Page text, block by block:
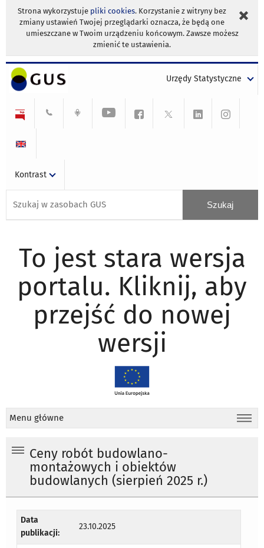
Strona wykorzystuje pliki cookies. Korzystanie z witryny bez
zmiany ustawień Twojej przeglądarki oznacza, że będą one
umieszczane w Twoim urządzeniu końcowym. Zawsze możesz
zmienić te ustawienia.
Urzędy Statystyczne
Kontrast
To jest stara wersja
portalu. Kliknij, aby
przejść do nowej
wersji
Menu główne
Ceny robót budowlano-
montażowych i obiektów
budowlanych (sierpień 2025 r.)
Data
publikacji:
23.10.2025